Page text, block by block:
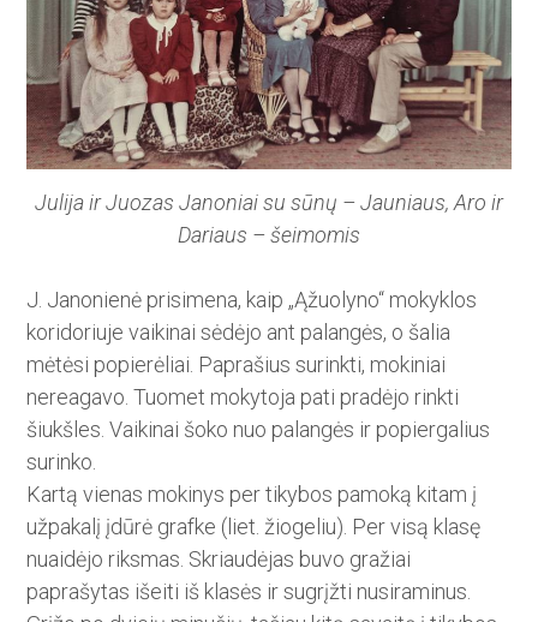
Julija ir Juozas Janoniai su sūnų – Jauniaus, Aro ir
Dariaus – šeimomis
J. Janonienė prisimena, kaip „Ąžuolyno“ mokyklos
koridoriuje vaikinai sėdėjo ant palangės, o šalia
mėtėsi popierėliai. Paprašius surinkti, mokiniai
nereagavo. Tuomet ­mokytoja pati pradėjo rinkti
šiukš­les. Vaikinai šoko nuo palangės ir popiergalius
surinko.
Kartą vienas mokinys per tikybos pamoką kitam į
užpakalį įdūrė grafke (liet. žiogeliu). Per visą klasę
nuaidėjo riksmas. Skriaudėjas buvo gražiai
paprašytas išeiti iš klasės ir sugrįžti nusiraminus.